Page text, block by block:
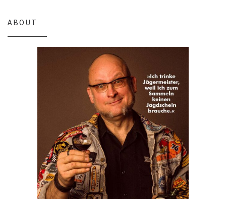
ABOUT